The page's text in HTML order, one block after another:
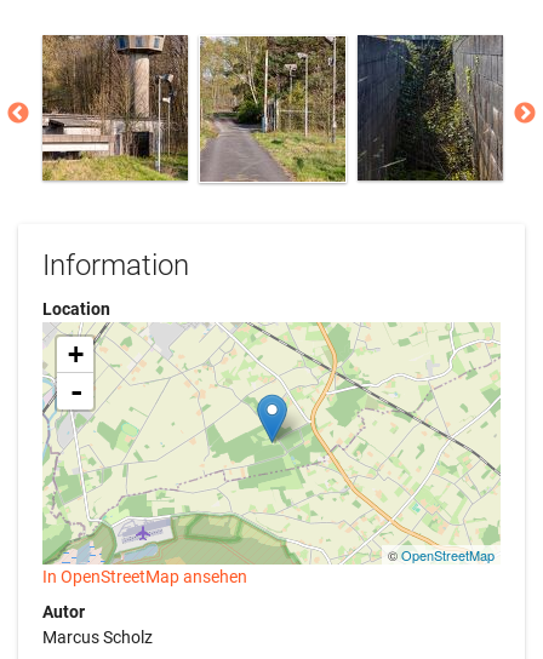
Information
Location
+
-
©OpenStreetMap
In OpenStreetMap ansehen
Autor
Marcus Scholz